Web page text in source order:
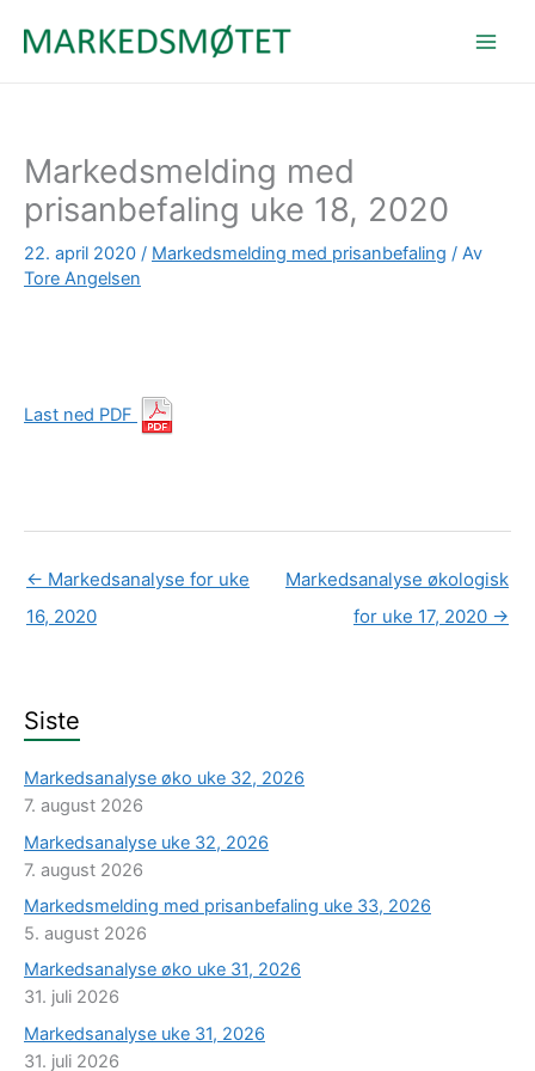
Markedsmelding med
prisanbefaling uke 18, 2020
22. april 2020 / Markedsmelding med prisanbefaling / Av
Tore Angelsen
Last ned PDF
← Markedsanalyse for uke
16, 2020
Markedsanalyse økologisk
for uke 17, 2020 →
Siste
Markedsanalyse øko uke 32, 2026
7. august 2026
Markedsanalyse uke 32, 2026
7. august 2026
Markedsmelding med prisanbefaling uke 33, 2026
5. august 2026
Markedsanalyse øko uke 31, 2026
31. juli 2026
Markedsanalyse uke 31, 2026
31. juli 2026